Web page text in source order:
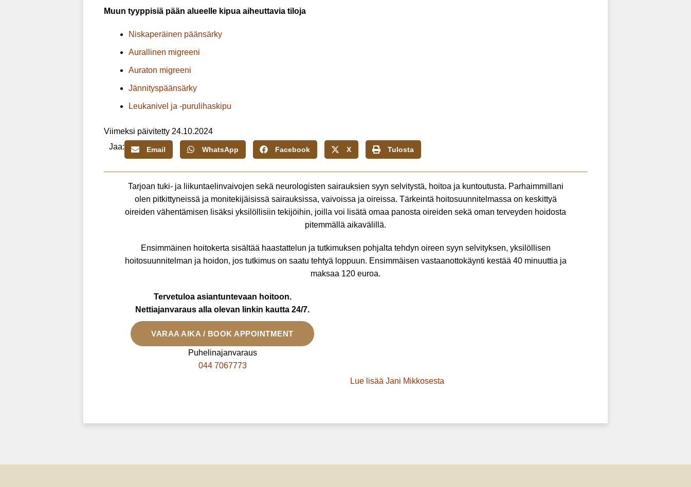
Muun tyyppisiä pään alueelle kipua aiheuttavia tiloja
Niskaperäinen päänsärky
Aurallinen migreeni
Auraton migreeni
Jännityspäänsärky
Leukanivel ja -purulihaskipu
Viimeksi päivitetty 24.10.2024
Jaa:
Email WhatsApp Facebook X Tulosta
Tarjoan tuki- ja liikuntaelinvaivojen sekä neurologisten sairauksien syyn selvitystä, hoitoa ja kuntoutusta. Parhaimmillani
olen pitkittyneissä ja monitekijäisissä sairauksissa, vaivoissa ja oireissa. Tärkeintä hoitosuunnitelmassa on keskittyä
oireiden vähentämisen lisäksi yksilöllisiin tekijöihin, joilla voi lisätä omaa panosta oireiden sekä oman terveyden hoidosta
pitemmällä aikavälillä.
Ensimmäinen hoitokerta sisältää haastattelun ja tutkimuksen pohjalta tehdyn oireen syyn selvityksen, yksilöllisen
hoitosuunnitelman ja hoidon, jos tutkimus on saatu tehtyä loppuun. Ensimmäisen vastaanottokäynti kestää 40 minuuttia ja
maksaa 120 euroa.
Tervetuloa asiantuntevaan hoitoon.
Nettiajanvaraus alla olevan linkin kautta 24/7.
VARAA AIKA / BOOK APPOINTMENT
Puhelinajanvaraus
044 7067773
Lue lisää Jani Mikkosesta